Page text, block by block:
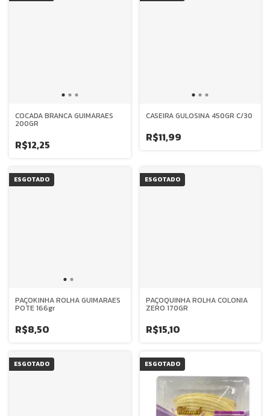
COCADA BRANCA GUIMARAES
200GR
R$12,25
CASEIRA GULOSINA 450GR C/30
R$11,99
ESGOTADO
PAÇOKINHA ROLHA GUIMARAES
POTE 166gr
R$8,50
ESGOTADO
PAÇOQUINHA ROLHA COLONIA
ZERO 170GR
R$15,10
ESGOTADO ESGOTADO